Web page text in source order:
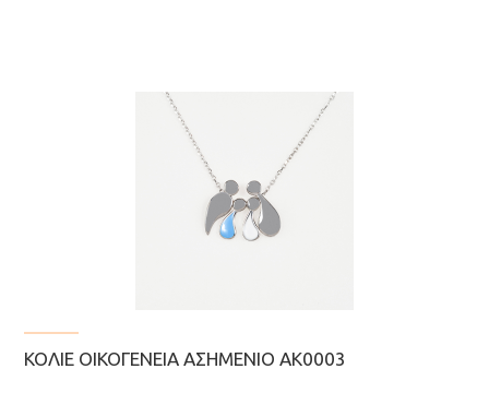
ΚΟΛΙΈ ΟΙΚΟΓΈΝΕΙΑ ΑΣΗΜΈΝΙΟ AK0003